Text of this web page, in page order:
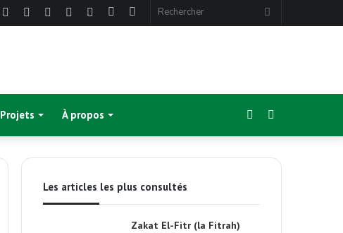
Rechercher
Sidebar
Article
Instagram
YouTube
Linkedin
Twitter
Facebook
Projets À propos
skin
Sidebar
(barre
Les articles les plus consultés
Zakat El-Fitr (la Fitrah)